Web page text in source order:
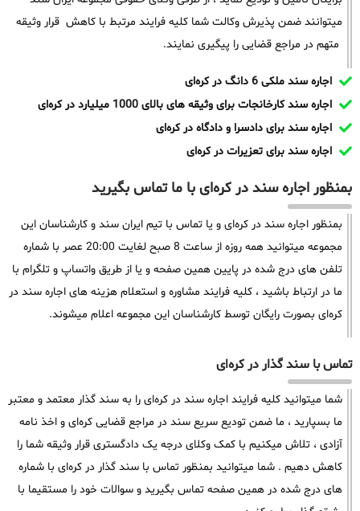
میتوانند ضمن پذیرش وکالت شما کلیه فرایند مرتبط با کاهش قرار وثیقه
متهم در مراجع قضایی را پیگیری نمایند.
اجاره سند ملکی 6 دانگ در کره‌ای
اجاره سند کارخانجات برای وثیقه های بالای 1000 میلیارد در کره‌ای
اجاره سند برای دادسرا و دادگاه در کره‌ای
اجاره سند برای تعزیرات در کره‌ای
بمنظور اجاره سند در کره‌ای با ما تماس بگیرید
بمنظور اجاره سند در کره‌ای و یا تماس با تیم ایران سند و کارشناسان این
مجموعه میتوانید همه روزه از ساعت 8 صبح لغایت 20:00 عصر با شماره
تلفن های درج شده در پایین همین صفحه و یا از طریق واتساپ و تلگرام با
ما در ارتباط باشید ، کلیه فرایند مشاوره و استعلام هزینه های اجاره سند در
کره‌ای بصورت رایگان توسط کارشناسان این مجموعه اعلام میشوند.
تماس با سند گذار در کره‌ای
شما میتوانید کلیه فرایند اجاره سند در کره‌ای را به سند گذار معتمد و معتبر
ما بسپارید ، ما ضمن تودیع سریع سند در مراجع قضایی کره‌ای و اخذ نامه
آزادی ، تلاش میکنیم با کمک وکلای درجه یک دادگستری قرار وثیقه شما را
کاهش دهیم . شما میتوانید بمنظور تماس با سند گذار در کره‌ای با شماره
های درج شده در همین صفحه تماس بگیرید و سوالات خود را مستقیما با